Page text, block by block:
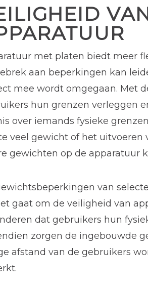
met platen biedt meer
aan beperkingen kan
mee wordt omgegaan. Met
hun grenzen verleggen
over iemands fysieke
veel gewicht of het uitvoeren
gewichten op de apparatuur
van
gaat om de veiligheid van
dat gebruikers hun
zorgen de ingebouwde
afstand van de gebruikers